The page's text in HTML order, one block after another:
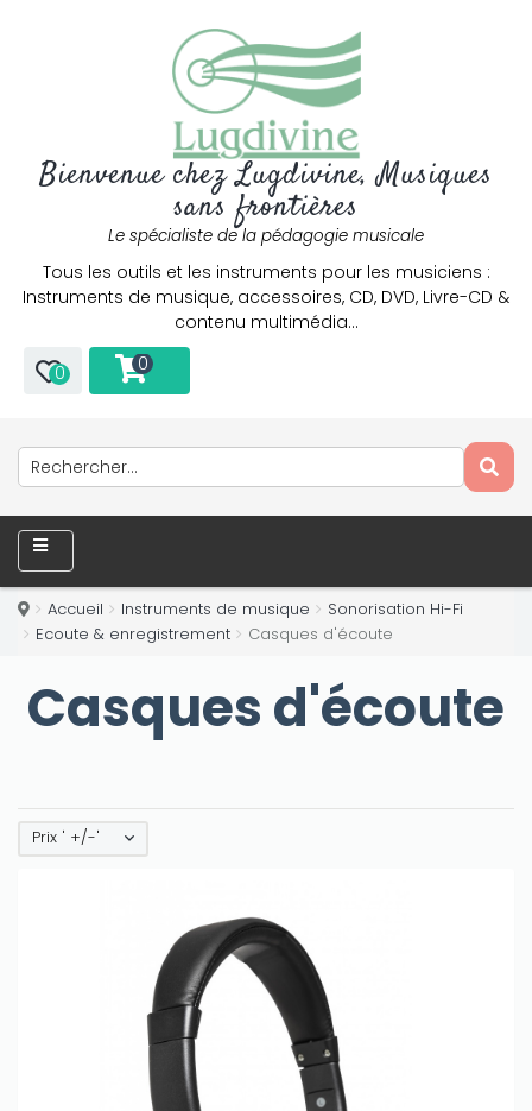
Bienvenue chez Lugdivine, Musiques
sans frontières
Le spécialiste de la pédagogie musicale
Tous les outils et les instruments pour les musiciens :
Instruments de musique, accessoires, CD, DVD, Livre-CD &
contenu multimédia…
0 0
Accueil Instruments de musique
Sonorisation Hi-Fi
Ecoute & enregistrement
Casques d'écoute
Casques d'écoute
Prix ' +/-'